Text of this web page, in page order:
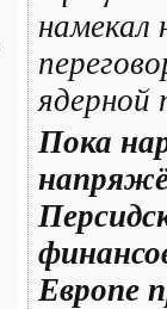
намекал
ядерной
Пока
Европе